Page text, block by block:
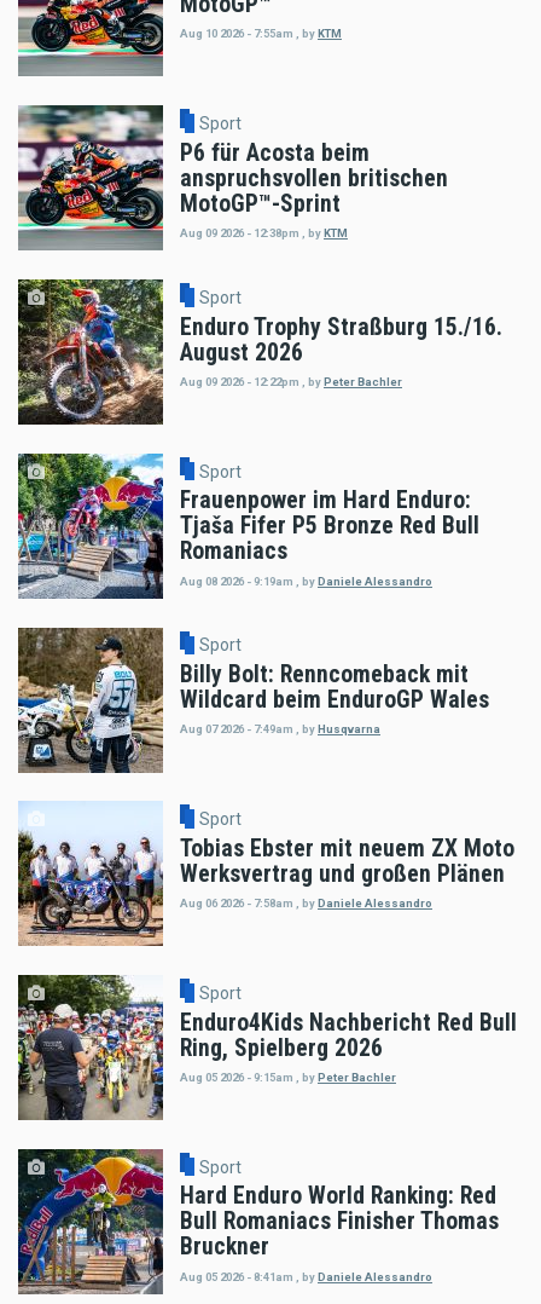
Aug 10 2026 - 7:55am , byKTM
Sport
P6 für Acosta beim
anspruchsvollen britischen
MotoGP™-Sprint
Aug 09 2026 - 12:38pm byKTM
Sport
Enduro Trophy Straßburg 15./16.
August 2026
Aug 09 2026 - 12:22pm byPeter Bachler
Sport
Frauenpower im Hard Enduro:
Tjaša Fifer P5 Bronze Red Bull
Romaniacs
Aug 08 2026 - 9:19am byDaniele Alessandro
Sport
Billy Bolt: Renncomeback mit
Wildcard beim EnduroGP Wales
Aug 07 2026 - 7:49am , by Husqvarna
Sport
Tobias Ebster mit neuem ZX Moto
Werksvertrag und großen Plänen
Aug 06 2026 - 7:58am byDaniele Alessandro
Sport
Enduro4Kids Nachbericht Red Bull
Ring, Spielberg 2026
Aug 05 2026 - 9:15am byPeter Bachler
Sport
Hard Enduro World Ranking: Red
Bull Romaniacs Finisher Thomas
Bruckner
Aug 05 2026 - 8:41am byDaniele Alessandro